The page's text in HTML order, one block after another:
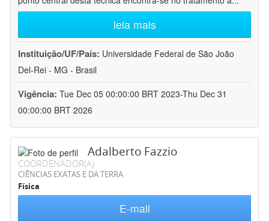
leia mais
Instituição/UF/País: Universidade Federal de São João
Del-Rei - MG - Brasil
Vigência: Tue Dec 05 00:00:00 BRT 2023-Thu Dec 31
00:00:00 BRT 2026
Adalberto Fazzio
COORDENADOR(A)
CIÊNCIAS EXATAS E DA TERRA
Física
E-mail